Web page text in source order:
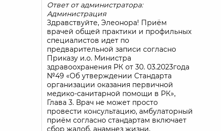
Ответ от администратора:
Администрация
Здравствуйте, Элеонора! Приём
врачей общей практики и профильных
специалистов идет по
предварительной записи согласно
Приказу и.о. Министра
здравоохранения РК от 30. 03.2023года
№49 «Об утверждении Стандарта
организации оказания первичной
медико-санитарной помощи в РК»,
Глава 3. Врач не может просто
провести консультацию, амбулаторный
приём согласно стандартам включает
сбор жалоб, анамнез жизни,